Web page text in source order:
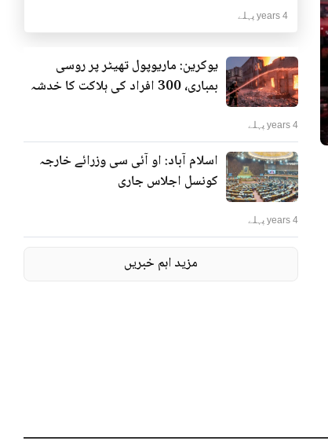
4 years پہلے
یوکرین: ماریوپول تھیٹر پر روسی
بمباری، 300 افراد کی ہلاکت کا خدشہ
4 years پہلے
اسلام آباد: او آئی سی وزرائے خارجہ
کونسل اجلاس جاری
4 years پہلے
مزید اہم خبریں